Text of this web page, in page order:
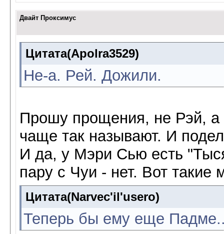
Двайт Проксимус
Цитата(Apolra3529)
Не-а. Рей. Дожили.
Прошу прощения, не Рэй,
чаще так называют. И
И да, у Мэри Сью есть
пару с Чуи - нет. Вот
Цитата(Narvec'il'usero)
Теперь бы ему еще